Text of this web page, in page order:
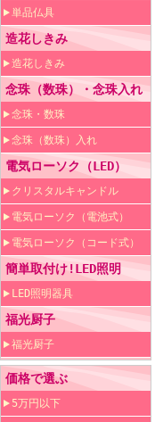
単品仏具
造花しきみ
造花しきみ
念珠（数珠）・念珠入れ
念珠・数珠
念珠（数珠）入れ
電気ローソク（LED）
クリスタルキャンドル
電気ローソク（電池式）
電気ローソク（コード式）
簡単取付け!LED照明
LED照明器具
福光厨子
福光厨子
価格で選ぶ
5万円以下